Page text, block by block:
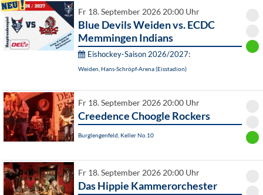
Fr 18. September 2026 20:00 Uhr
Blue Devils Weiden vs. ECDC
Memmingen Indians
Eishockey-Saison 2026/2027:
Weiden, Hans-Schröpf-Arena (Eisstadion)
Fr 18. September 2026 20:00 Uhr
Creedence Choogle Rockers
Burglengenfeld, Keller No.10
Fr 18. September 2026 20:00 Uhr
Das Hippie Kammerorchester